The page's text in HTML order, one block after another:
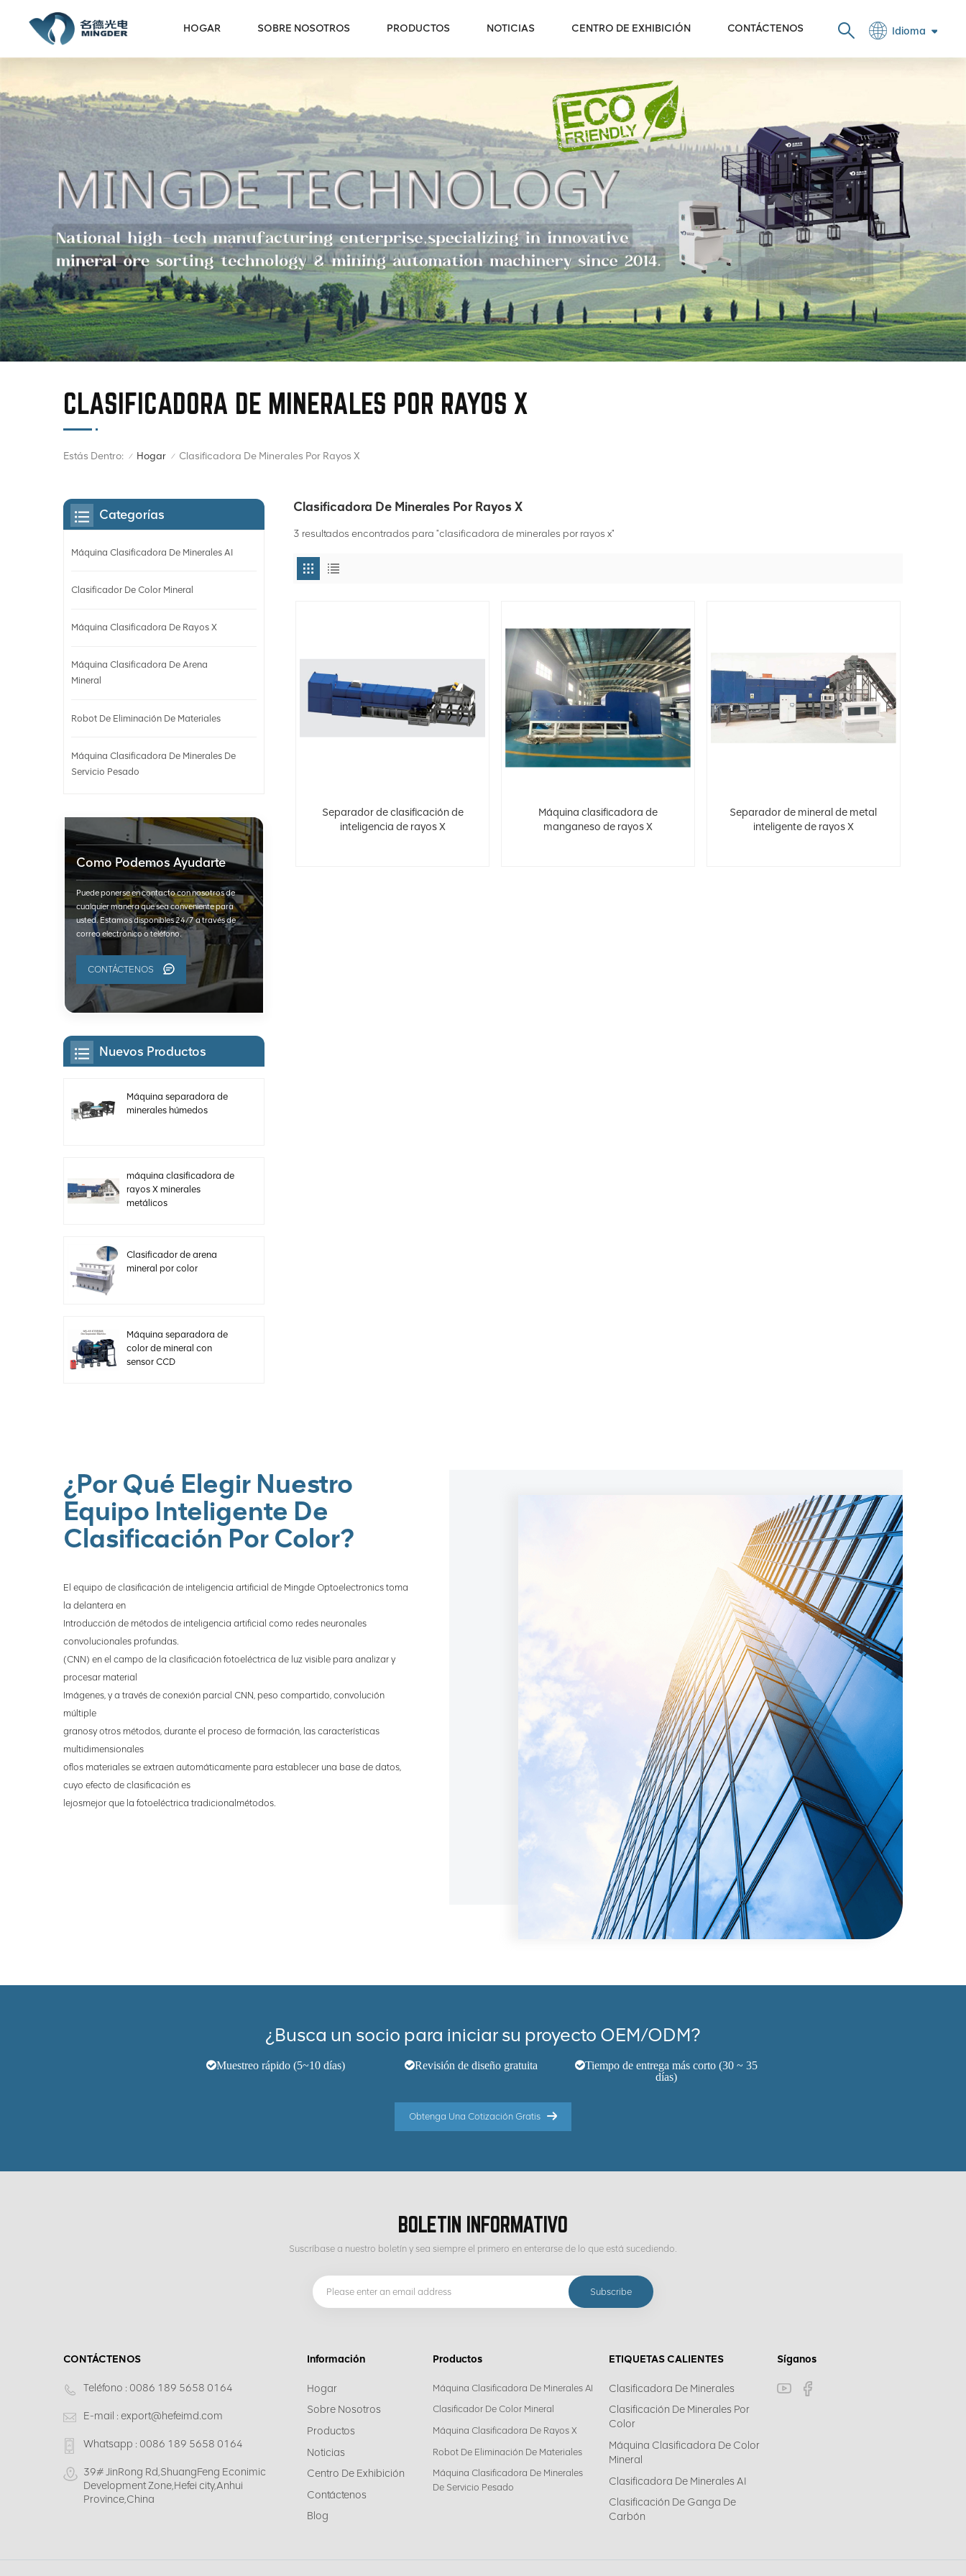
Idioma
HOGAR SOBRE NOSOTROS PRODUCTOS NOTICIAS CENTRO DE EXHIBICIÓN CONTÁCTENOS
CLASIFICADORA DE MINERALES POR RAYOS X
Estás Dentro: / Hogar / Clasificadora De Minerales Por Rayos X
Clasificadora De Minerales Por Rayos X
3 resultados encontrados para "clasificadora de minerales por rayos x"
Separador de clasificación de
inteligencia de rayos X
Máquina clasificadora de
manganeso de rayos X
Separador de mineral de metal
inteligente de rayos X
Categorías
Máquina Clasificadora De Minerales AI
Clasificador De Color Mineral
Máquina Clasificadora De Rayos X
Máquina Clasificadora De Arena
Mineral
Robot De Eliminación De Materiales
Máquina Clasificadora De Minerales De
Servicio Pesado
Como Podemos Ayudarte
Puede ponerse en contacto con nosotros de
cualquier manera que sea conveniente para
usted. Estamos disponibles 24/7 a través de
correo electrónico o teléfono.
CONTÁCTENOS
Nuevos Productos
Máquina separadora de
minerales húmedos
máquina clasificadora de
rayos X minerales
metálicos
Clasificador de arena
mineral por color
Máquina separadora de
color de mineral con
sensor CCD
¿Por Qué Elegir Nuestro
Equipo Inteligente De
Clasificación Por Color?
El equipo de clasificación de inteligencia artificial de Mingde Optoelectronics toma
la delantera en
Introducción de métodos de inteligencia artificial como redes neuronales
convolucionales profundas.
(CNN) en el campo de la clasificación fotoeléctrica de luz visible para analizar y
procesar material
Imágenes, y a través de conexión parcial CNN, peso compartido, convolución
múltiple
granosy otros métodos, durante el proceso de formación, las características
multidimensionales
oflos materiales se extraen automáticamente para establecer una base de datos,
cuyo efecto de clasificación es
lejosmejor que la fotoeléctrica tradicional métodos.
¿Busca un socio para iniciar su proyecto OEM/ODM?
Muestreo rápido (5~10 días) Revisión de diseño gratuita
Tiempo de entrega más corto (30 ~ 35
días)
Obtenga Una Cotización Gratis
BOLETIN INFORMATIVO
Suscríbase a nuestro boletín y sea siempre el primero en enterarse de lo que está sucediendo.
CONTÁCTENOS
Teléfono : 0086 189 5658 0164
E-mail : export@hefeimd.com
Whatsapp : 0086 189 5658 0164
39# JinRong Rd,ShuangFeng Econimic
Development Zone,Hefei city,Anhui
Province,China
Información
Hogar
Sobre Nosotros
Productos
Noticias
Centro De Exhibición
Contáctenos
Blog
Productos
Máquina Clasificadora De Minerales AI
Clasificador De Color Mineral
Máquina Clasificadora De Rayos X
Robot De Eliminación De Materiales
Máquina Clasificadora De Minerales
De Servicio Pesado
ETIQUETAS CALIENTES
Clasificadora De Minerales
Clasificación De Minerales Por
Color
Máquina Clasificadora De Color
Mineral
Clasificadora De Minerales AI
Clasificación De Ganga De
Carbón
Síganos